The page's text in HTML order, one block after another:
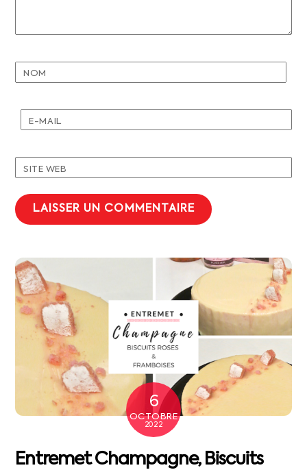
NOM
E-MAIL
SITE WEB
6
OCTOBRE
2022
Entremet Champagne, Biscuits